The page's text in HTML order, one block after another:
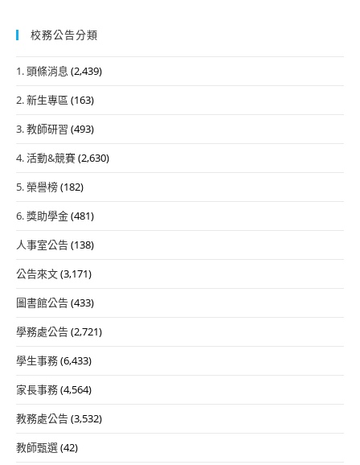
校務公告分類
1. 頭條消息 (2,439)
2. 新生專區 (163)
3. 教師研習 (493)
4. 活動&競賽(2,630)
5. 榮譽榜(182)
6. 獎助學金(481)
人事室公告(138)
公告來文(3,171)
圖書館公告(433)
學務處公告(2,721)
學生事務(6,433)
家長事務(4,564)
教務處公告(3,532)
教師甄選(42)